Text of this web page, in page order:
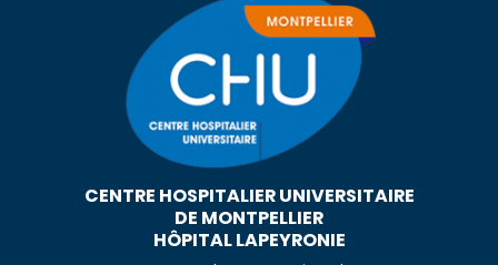
CENTRE HOSPITALIER UNIVERSITAIRE
DE MONTPELLIER
HÔPITAL LAPEYRONIE